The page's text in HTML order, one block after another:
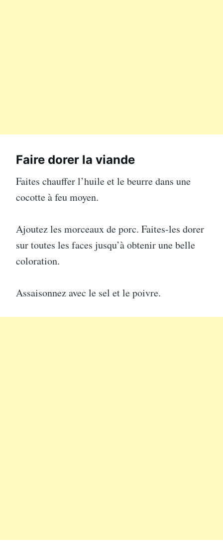
Faire dorer la viande
Faites chauffer l’huile et le beurre dans une
cocotte à feu moyen.
Ajoutez les morceaux de porc. Faites-les dorer
sur toutes les faces jusqu’à obtenir une belle
coloration.
Assaisonnez avec le sel et le poivre.